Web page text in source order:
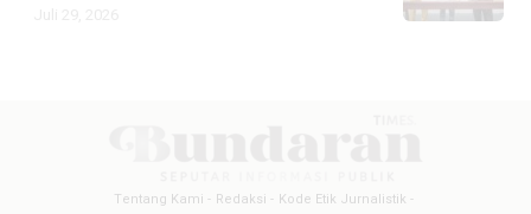
Tentang Kami Redaksi Kode Etik Jurnalistik